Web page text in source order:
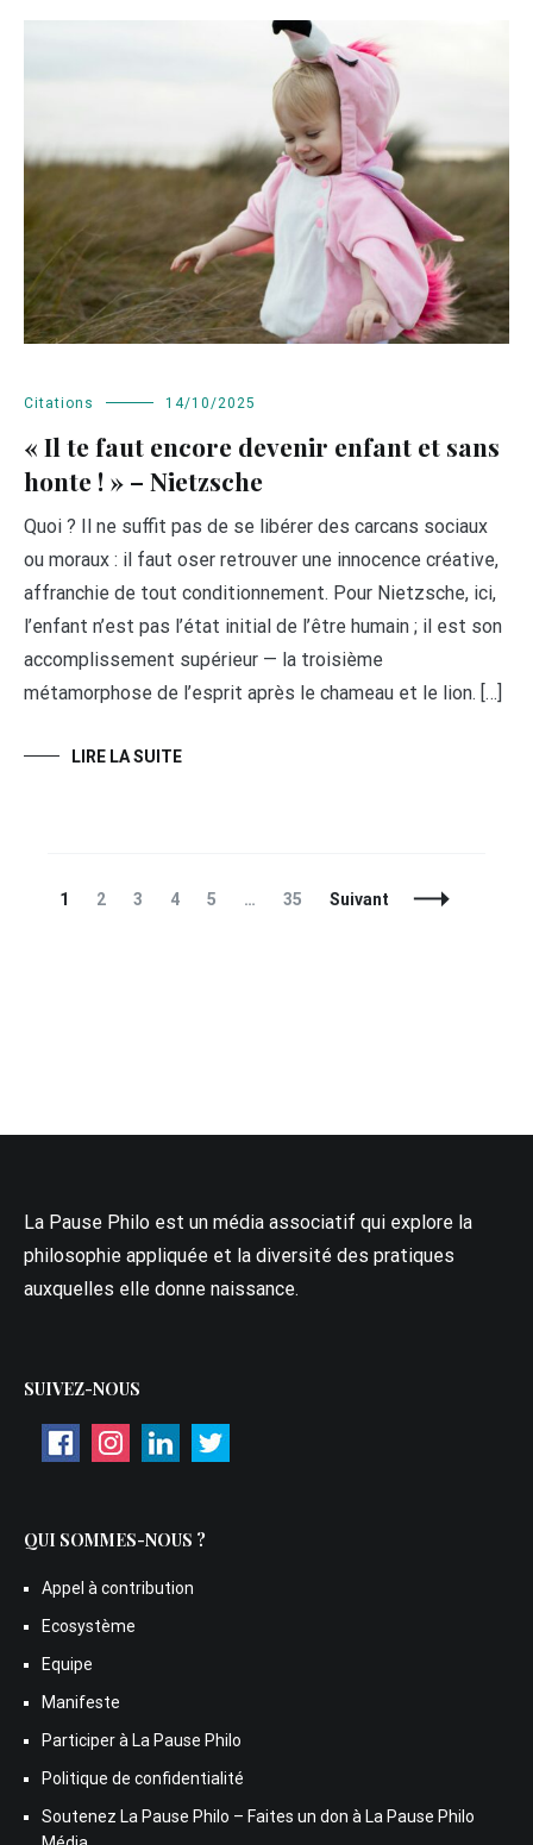
Citations 14/10/2025
« Il te faut encore devenir enfant et sans
honte ! » – Nietzsche
Quoi ? Il ne suffit pas de se libérer des carcans sociaux
ou moraux : il faut oser retrouver une innocence créative,
affranchie de tout conditionnement. Pour Nietzsche, ici,
l’enfant n’est pas l’état initial de l’être humain ; il est son
accomplissement supérieur — la troisième
métamorphose de l’esprit après le chameau et le lion. […]
LIRE LA SUITE
Navigation
Page
1 Page
2 Page
3 Page
4 Page
5 … Page
35 Suivant
La Pause Philo est un média associatif qui explore la
philosophie appliquée et la diversité des pratiques
auxquelles elle donne naissance.
SUIVEZ-NOUS
QUI SOMMES-NOUS ?
Appel à contribution
Ecosystème
Equipe
Manifeste
Participer à La Pause Philo
Politique de confidentialité
Soutenez La Pause Philo – Faites un don à La Pause Philo